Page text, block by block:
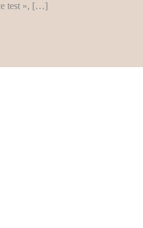
test », […]